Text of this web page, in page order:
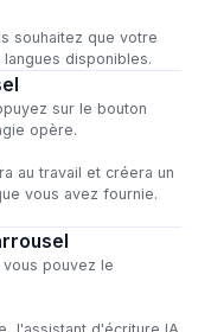
souhaitez que votre
disponibles.
sur le bouton
opère.
au travail et créera un
vous avez fournie.
pouvez le